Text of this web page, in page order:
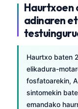
Haurtxoen
adinaren
Haurtxo baten
elikadura-
fosfatoarekin,
sintomekin
emandako
Svenska
Bosanski
日本語